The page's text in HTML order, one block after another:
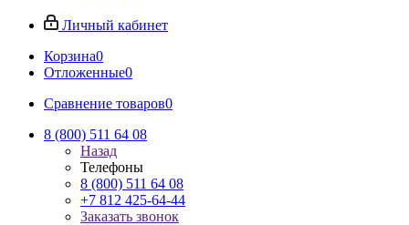
Личный кабинет
Корзина0
Отложенные0
Сравнение товаров0
8 (800) 511 64 08
Назад
Телефоны
8 (800) 511 64 08
+7 812 425-64-44
Заказать звонок